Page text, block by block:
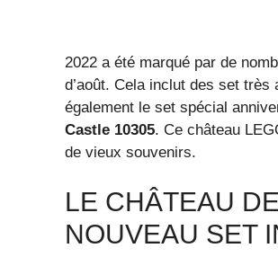
2022 a été marqué par de
d’août. Cela inclut des set
également le set spécial
Castle 10305. Ce château
de vieux souvenirs.
LE CHÂTEAU
NOUVEAU SET